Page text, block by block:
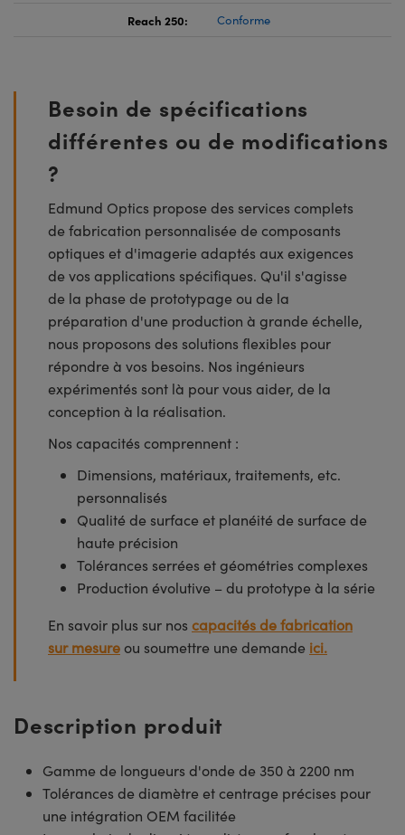
Reach 250: Conforme
Besoin de spécifications
différentes ou de modifications
?
Edmund Optics propose des services complets
de fabrication personnalisée de composants
optiques et d'imagerie adaptés aux exigences
de vos applications spécifiques. Qu'il s'agisse
de la phase de prototypage ou de la
préparation d'une production à grande échelle,
nous proposons des solutions flexibles pour
répondre à vos besoins. Nos ingénieurs
expérimentés sont là pour vous aider, de la
conception à la réalisation.
Nos capacités comprennent :
Dimensions, matériaux, traitements, etc.
personnalisés
Qualité de surface et planéité de surface de
haute précision
Tolérances serrées et géométries complexes
Production évolutive – du prototype à la série
En savoir plus sur nos capacités de fabrication
sur mesure ou soumettre une demande ici.
Description produit
Gamme de longueurs d'onde de 350 à 2200 nm
Tolérances de diamètre et centrage précises pour
une intégration OEM facilitée